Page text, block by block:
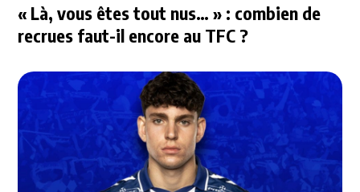
« Là, vous êtes tout nus… » : combien de
recrues faut-il encore au TFC ?